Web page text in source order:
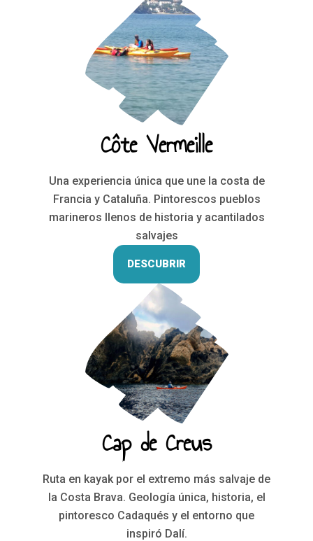
Côte Vermeille
Una experiencia única que une la costa de
Francia y Cataluña. Pintorescos pueblos
marineros llenos de historia y acantilados
salvajes
DESCUBRIR
Cap de Creus
Ruta en kayak por el extremo más salvaje de
la Costa Brava. Geología única, historia, el
pintoresco Cadaqués y el entorno que
inspiró Dalí.